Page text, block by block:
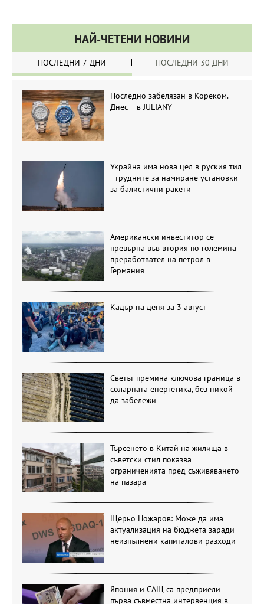
НАЙ-ЧЕТЕНИ НОВИНИ
ПОСЛЕДНИ 7 ДНИ ПОСЛЕДНИ 30 ДНИ
Последно забелязан в Кореком.
Днес – в JULIANY
Украйна има нова цел в руския тил
- трудните за намиране установки
за балистични ракети
Американски инвеститор се
превърна във втория по големина
преработвател на петрол в
Германия
Кадър на деня за 3 август
Светът премина ключова граница в
соларната енергетика, без никой
да забележи
Търсенето в Китай на жилища в
съветски стил показва
ограниченията пред съживяването
на пазара
Щерьо Ножаров: Може да има
актуализация на бюджета заради
неизпълнени капиталови разходи
Япония и САЩ са предприели
първа съвместна интервенция в